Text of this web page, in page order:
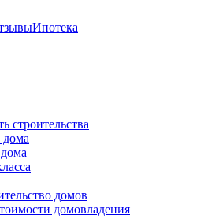
Ипотека
строительства
домов
домовладения